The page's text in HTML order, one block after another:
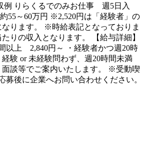
りらくるでのみお仕事 週5日入
55～60万円 ※2,520円は「経験者」の
ります。 ※時給表記となっておりま
りの収入となります。 【給与詳細】
以上 2,840円～ ・経験者かつ週20時
験 or 未経験問わず、週20時間未満
談等でご案内いたします。 ※受動喫
募後に企業へお問い合わせください。